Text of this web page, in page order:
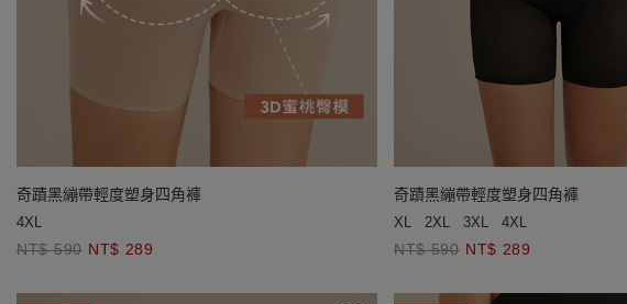
奇蹟黑繃帶輕度塑身四角褲
4XL
NT$ 590 NT$ 289
奇蹟黑繃帶輕度塑身四角褲
XL 2XL 3XL 4XL
NT$ 590 NT$ 289